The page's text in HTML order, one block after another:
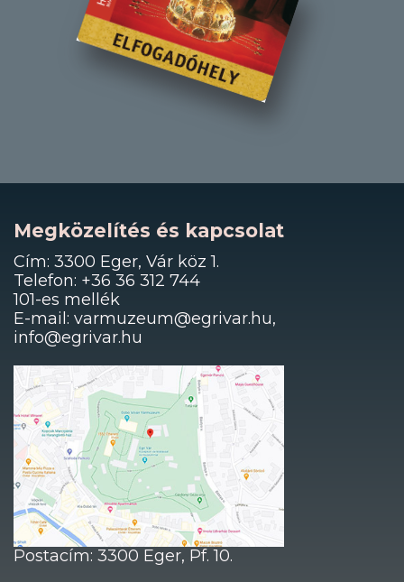
Megközelítés és kapcsolat
Cím: 3300 Eger, Vár köz 1.
Telefon: +36 36 312 744
101-es mellék
E-mail: varmuzeum@egrivar.hu,
info@egrivar.hu
Postacím: 3300 Eger, Pf. 10.